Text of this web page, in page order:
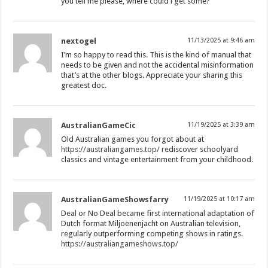
nextogel 11/13/2025 at 9:46 am
I’m so happy to read this. This is the kind of manual that
needs to be given and not the accidental misinformation
that’s at the other blogs. Appreciate your sharing this
greatest doc.
AustralianGameCic 11/19/2025 at 3:39 am
Old Australian games you forgot about at
https://australiangames.top/ rediscover schoolyard
classics and vintage entertainment from your childhood.
AustralianGameShowsfarry 11/19/2025 at 10:17 am
Deal or No Deal became first international adaptation of
Dutch format Miljoenenjacht on Australian television,
regularly outperforming competing shows in ratings.
https://australiangameshows.top/